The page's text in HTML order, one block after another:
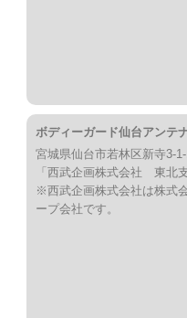
ボディーガード仙台アンテ
宮城県仙台市若林区新寺3-
「西武企画株式会社 東北
※西武企画株式会社は株式
ープ会社です。